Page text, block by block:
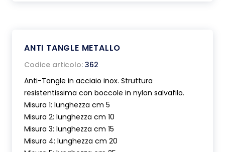
ANTI TANGLE METALLO
Codice articolo: 362
Anti-Tangle in acciaio inox. Struttura
resistentissima con boccole in nylon salvafilo.
Misura 1: lunghezza cm 5
Misura 2: lunghezza cm 10
Misura 3: lunghezza cm 15
Misura 4: lunghezza cm 20